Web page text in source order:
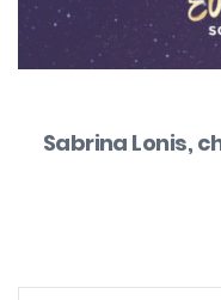
Sabrina Lonis,